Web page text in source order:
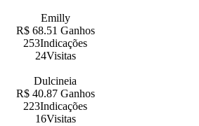
Emilly
R$ 68.51 Ganhos
253Indicações
24Visitas
Dulcineia
R$ 40.87 Ganhos
223Indicações
16Visitas